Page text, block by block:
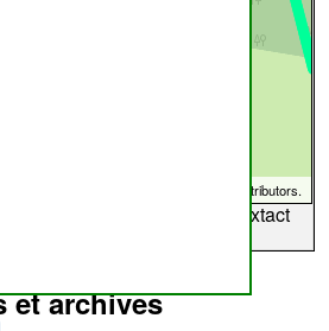
contributors.
ne pas refléter l'endroit extact
et archives